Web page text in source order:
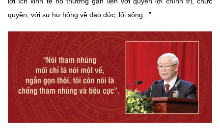
quyền, với sự hư hỏng về đạo đức, lối sống...”.